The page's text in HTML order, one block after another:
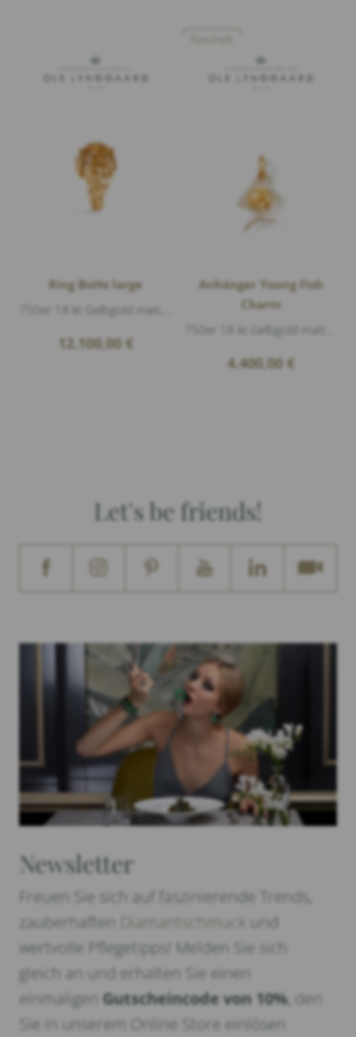
Ring BoHo large
12.100,00 €
Anhänger Young Fish
Charm
4.400,00 €
Let's be friends!
Newsletter
Freuen Sie sich auf faszinierende Trends,
zauberhaften
Diamantschmuck
und
wertvolle Pflegetipps! Melden Sie sich
gleich an und erhalten Sie einen
einmaligen Gutscheincode von 10%, den
Sie in unserem Online Store einlösen